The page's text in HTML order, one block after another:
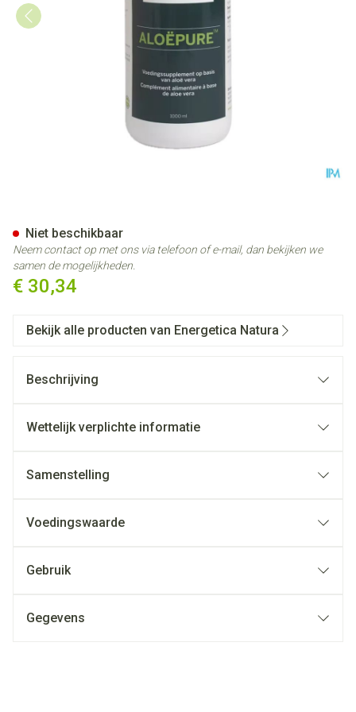
€ 30,34
Niet beschikbaar
Neem contact op met ons via telefoon of e-mail, dan bekijken we
samen de mogelijkheden.
Bekijk alle producten van Energetica Natura
Beschrijving
Wettelijk verplichte informatie
Samenstelling
Voedingswaarde
Gebruik
Gegevens